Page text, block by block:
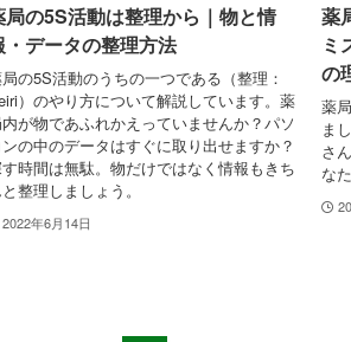
局の5S活動は整理から｜物と情
・データの整理方法
の5S活動のうちの一つである（整理：
）のやり方について解説しています。薬
が物であふれかえっていませんか？パソ
ンの中のデータはすぐに取り出せますか？
時間は無駄。物だけではなく情報もきち
整理しましょう。
2022年6月14日
薬
ミ
の
薬
ま
さ
な